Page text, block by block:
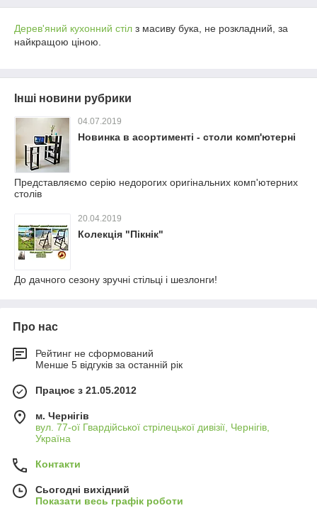
Дерев'яний кухонний стіл з масиву бука, не розкладний, за
найкращою ціною.
Інші новини рубрики
04.07.2019
Новинка в асортименті - столи комп'ютерні
Представляємо серію недорогих оригінальних комп'ютерних
столів
20.04.2019
Колекція "Пікнік"
До дачного сезону зручні стільці і шезлонги!
Про нас
Рейтинг не сформований
Менше 5 відгуків за останній рік
Працює з 21.05.2012
м. Чернігів
вул. 77-ої Гвардійської стрілецької дивізії, Чернігів,
Україна
Контакти
Сьогодні вихідний
Показати весь графік роботи